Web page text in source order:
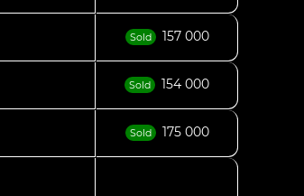
Sold 157 000
Sold 154 000
Sold 175 000